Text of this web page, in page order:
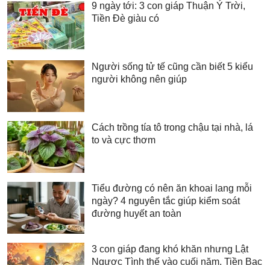
9 ngày tới: 3 con giáp Thuận Ý Trời,
Tiền Đè giàu có
Người sống tử tế cũng cần biết 5 kiểu
người không nên giúp
Cách trồng tía tô trong chậu tại nhà, lá
to và cực thơm
Tiểu đường có nên ăn khoai lang mỗi
ngày? 4 nguyên tắc giúp kiểm soát
đường huyết an toàn
3 con giáp đang khó khăn nhưng Lật
Ngược Tình thế vào cuối năm, Tiền Bạc